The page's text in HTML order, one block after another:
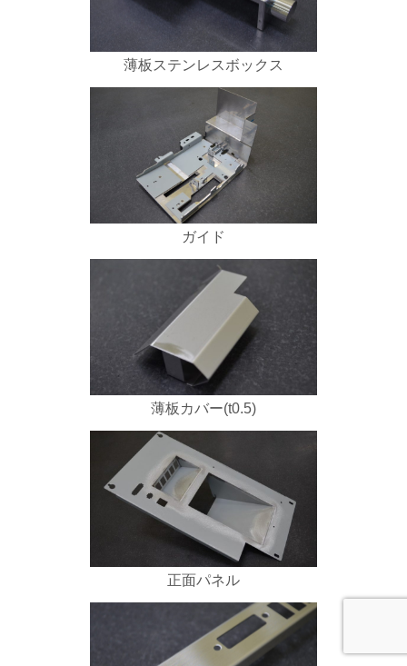
薄板ステンレスボックス
ガイド
薄板カバー(t0.5)
正面パネル